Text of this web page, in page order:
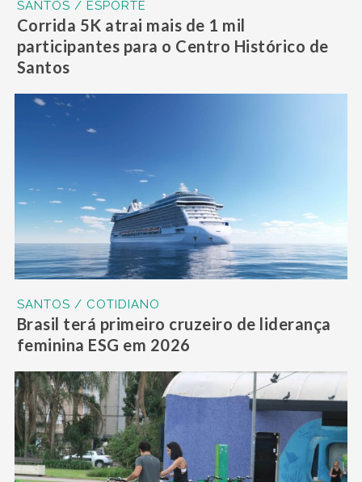
SANTOS / ESPORTE
Corrida 5K atrai mais de 1 mil
participantes para o Centro Histórico de
Santos
SANTOS / COTIDIANO
Brasil terá primeiro cruzeiro de liderança
feminina ESG em 2026